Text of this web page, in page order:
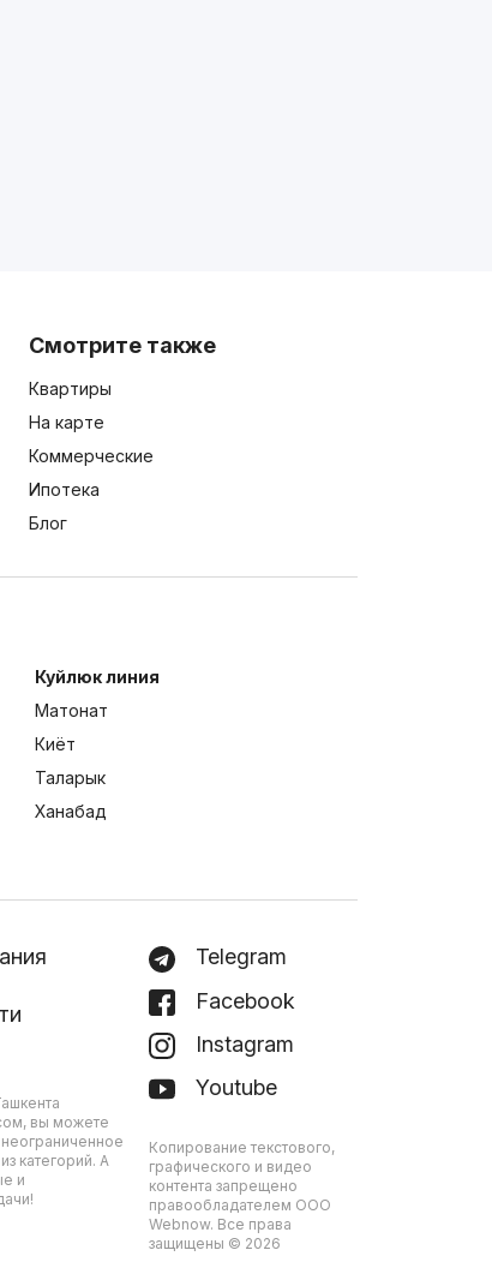
Смотрите также
Квартиры
На карте
Коммерческие
Ипотека
Блог
Куйлюк линия
Матонат
Киёт
Таларык
Ханабад
вы можете
категорий. А
и
Telegram
Facebook
Instagram
Youtube
Копирование текстового,
графического и видео
контента запрещено
правообладателем ООО
Webnow. Все права
защищены © 2026